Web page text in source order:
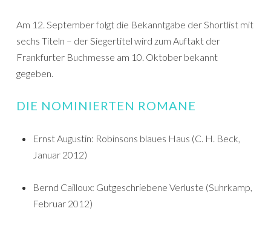
Am 12. September folgt die Bekanntgabe der Shortlist mit
sechs Titeln – der Siegertitel wird zum Auftakt der
Frankfurter Buchmesse am 10. Oktober bekannt
gegeben.
DIE NOMINIERTEN ROMANE
Ernst Augustin: Robinsons blaues Haus (C. H. Beck,
Januar 2012)
Bernd Cailloux: Gutgeschriebene Verluste (Suhrkamp,
Februar 2012)